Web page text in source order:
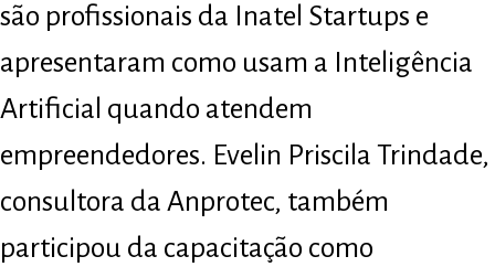
são profissionais da Inatel Startups e
apresentaram como usam a Inteligência
Artificial quando atendem
empreendedores. Evelin Priscila Trindade,
consultora da Anprotec, também
participou da capacitação como